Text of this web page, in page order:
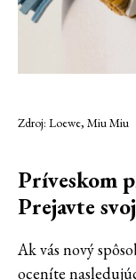
Zdroj: Loewe, Miu Miu
Príveskom
Prejavte
Ak vás nový
oceníte